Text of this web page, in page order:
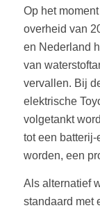
Op het
overheid van
en Nederland
van
vervallen. Bij
elektrische
volgetankt
tot een
worden, een
Als alternatief
standaard met